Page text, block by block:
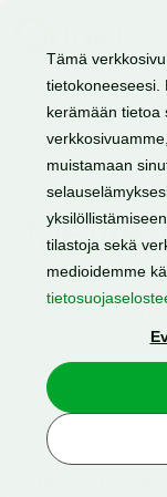
Tämä
tietokoneeseesi.
kerämään tietoa
muistamaan
tilastoja sekä
medioidemme
TYÖPAIKAT